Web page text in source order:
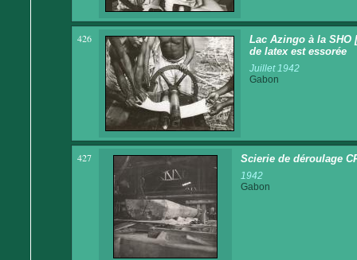
426
Lac Azingo à la SHO
de latex est essorée
Juillet 1942
Gabon
427 Scierie de déroulage
1942
Gabon